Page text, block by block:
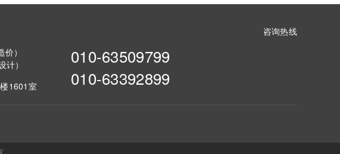
）
）
1601室
咨询热线
010-63509799
010-63392899
有